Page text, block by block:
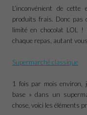
L’inconvénient de cette
produits frais. Donc pas
limité en chocolat LOL
chaque repas, autant
Supermarché classique
1 fois par mois environ,
base » dans un
chose, voici les éléments